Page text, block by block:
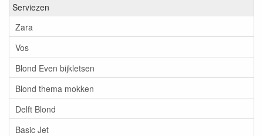
Serviezen
Zara
Vos
Blond Even bijkletsen
Blond thema mokken
Delft Blond
Basic Jet